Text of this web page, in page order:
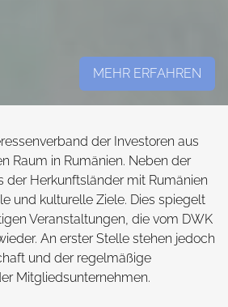
MEHR ERFAHREN
der Investoren aus
Raum in Rumänien. Neben der
der Herkunftsländer mit Rumänien
und kulturelle Ziele. Dies spiegelt
Veranstaltungen, die vom DWK
An erster Stelle stehen jedoch
und der regelmäßige
Mitgliedsunternehmen.